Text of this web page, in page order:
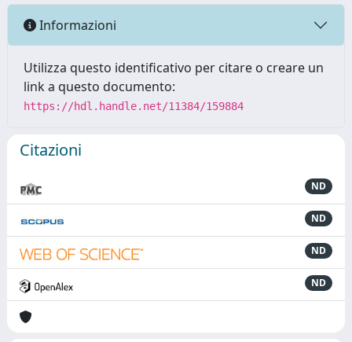
Informazioni
Utilizza questo identificativo per citare o creare un
link a questo documento:
https://hdl.handle.net/11384/159884
Citazioni
ND
ND
ND
ND